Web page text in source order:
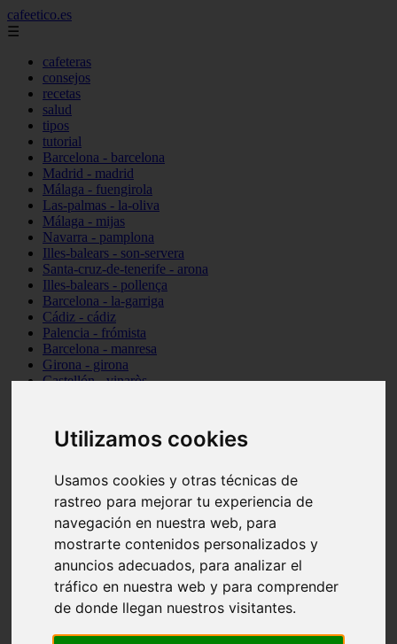
Utilizamos cookies
Usamos cookies y otras técnicas de
rastreo para mejorar tu experiencia de
navegación en nuestra web, para
mostrarte contenidos personalizados y
anuncios adecuados, para analizar el
tráfico en nuestra web y para comprender
de donde llegan nuestros visitantes.
cafeetico.es
☰
cafeteras
consejos
recetas
salud
tipos
tutorial
Barcelona - barcelona
Madrid - madrid
Málaga - fuengirola
Las-palmas - la-oliva
Málaga - mijas
Navarra - pamplona
Illes-balears - son-servera
Santa-cruz-de-tenerife - arona
Illes-balears - pollença
Barcelona - la-garriga
Cádiz - cádiz
Palencia - frómista
Barcelona - manresa
Girona - girona
Castellón - vinaròs
Málaga - nerja
Girona - blanes
Málaga - marbella
Asturias - gijón
Girona - figueres
Alicante - santa-pola
Almería - roquetas-de-mar
Girona - tossa-de-mar
Barcelona - sant-cugat-del-vallès
Alicante - l39alfàs-del-pi
Barcelona - vilanova-i-la-geltrú